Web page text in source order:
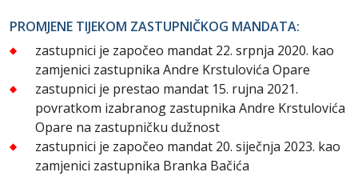
PROMJENE TIJEKOM ZASTUPNIČKOG MANDATA:
zastupnici je započeo mandat 22. srpnja 2020. kao
zamjenici zastupnika Andre Krstulovića Opare
zastupnici je prestao mandat 15. rujna 2021.
povratkom izabranog zastupnika Andre Krstulovića
Opare na zastupničku dužnost
zastupnici je započeo mandat 20. siječnja 2023. kao
zamjenici zastupnika Branka Bačića